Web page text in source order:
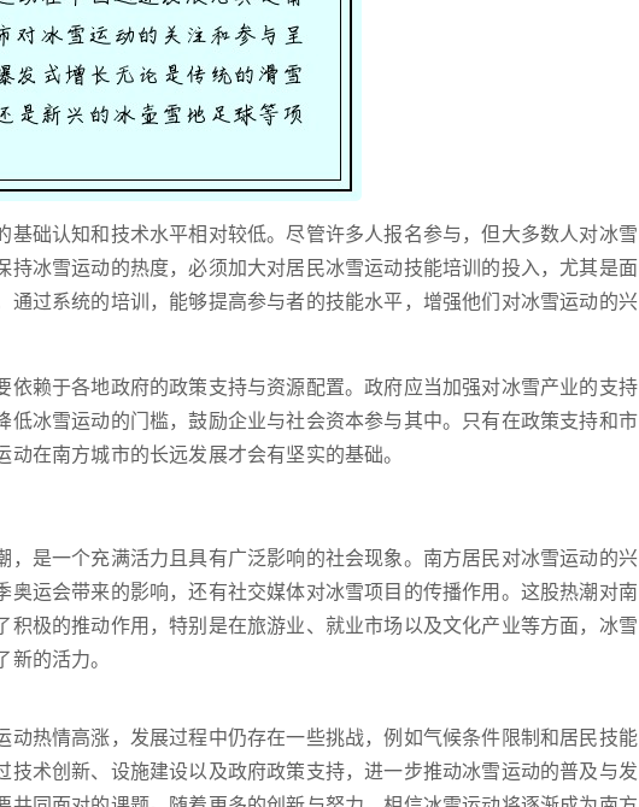
基础认知和技术水平相对较低。尽管许多人报名参与，但大多数人对冰雪
持冰雪运动的热度，必须加大对居民冰雪运动技能培训的投入，尤其是面
通过系统的培训，能够提高参与者的技能水平，增强他们对冰雪运动的兴
依赖于各地政府的政策支持与资源配置。政府应当加强对冰雪产业的支持
低冰雪运动的门槛，鼓励企业与社会资本参与其中。只有在政策支持和市
在南方城市的长远发展才会有坚实的基础。
，是一个充满活力且具有广泛影响的社会现象。南方居民对冰雪运动的兴
奥运会带来的影响，还有社交媒体对冰雪项目的传播作用。这股热潮对南
积极的推动作用，特别是在旅游业、就业市场以及文化产业等方面，冰雪
的活力。
动热情高涨，发展过程中仍存在一些挑战，例如气候条件限制和居民技能
技术创新、设施建设以及政府政策支持，进一步推动冰雪运动的普及与发